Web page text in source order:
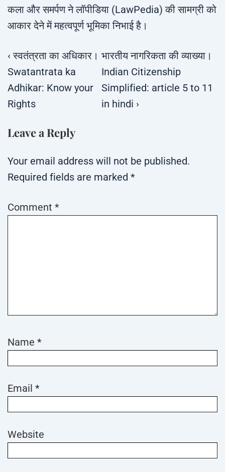
कला और समर्पण ने लॉपीडिया (LawPedia) की सामग्री को
आकार देने में महत्वपूर्ण भूमिका निभाई है।
‹ स्वतंत्रता का अधिकार।
Swatantrata ka
Adhikar: Know your
Rights
भारतीय नागरिकता की व्याख्या।
Indian Citizenship
Simplified: article 5 to 11
in hindi ›
Leave a Reply
Your email address will not be published.
Required fields are marked *
Comment *
Name *
Email *
Website